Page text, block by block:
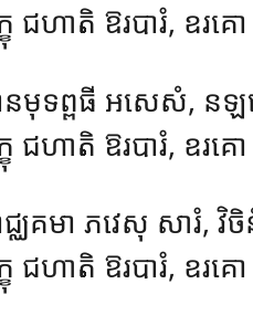
ជហាតិ ឱរបារំ, ឧរគ
នមុទព្ពធី អសេសំ, ន
ជហាតិ ឱរបារំ, ឧរគ
គមា ភវេសុ សារំ, វិចិ
ជហាតិ ឱរបារំ, ឧរគ